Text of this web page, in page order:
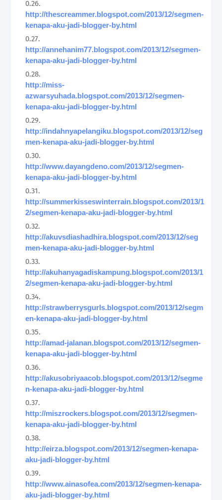
http://thescreammer.blogspot.com/2013/12/segmen-
kenapa-aku-jadi-blogger-by.html
http://annehanim77.blogspot.com/2013/12/segmen-
kenapa-aku-jadi-blogger-by.html
http://miss-
azwarsyuhada.blogspot.com/2013/12/segmen-
kenapa-aku-jadi-blogger-by.html
http://indahnyapelangiku.blogspot.com/2013/12/seg
men-kenapa-aku-jadi-blogger-by.html
http://www.dayangdeno.com/2013/12/segmen-
kenapa-aku-jadi-blogger-by.html
http://summerkisseswinterrain.blogspot.com/2013/1
2/segmen-kenapa-aku-jadi-blogger-by.html
http://akuvsdiashadhira.blogspot.com/2013/12/seg
men-kenapa-aku-jadi-blogger-by.html
http://akuhanyagadiskampung.blogspot.com/2013/1
2/segmen-kenapa-aku-jadi-blogger-by.html
http://strawberrysgurls.blogspot.com/2013/12/segm
en-kenapa-aku-jadi-blogger-by.html
http://amad-jalanan.blogspot.com/2013/12/segmen-
kenapa-aku-jadi-blogger-by.html
http://akusobriyaacob.blogspot.com/2013/12/segme
n-kenapa-aku-jadi-blogger-by.html
http://miszrockers.blogspot.com/2013/12/segmen-
kenapa-aku-jadi-blogger-by.html
http://eirza.blogspot.com/2013/12/segmen-kenapa-
aku-jadi-blogger-by.html
http://www.ainasofea.com/2013/12/segmen-kenapa-
aku-jadi-blogger-by.html